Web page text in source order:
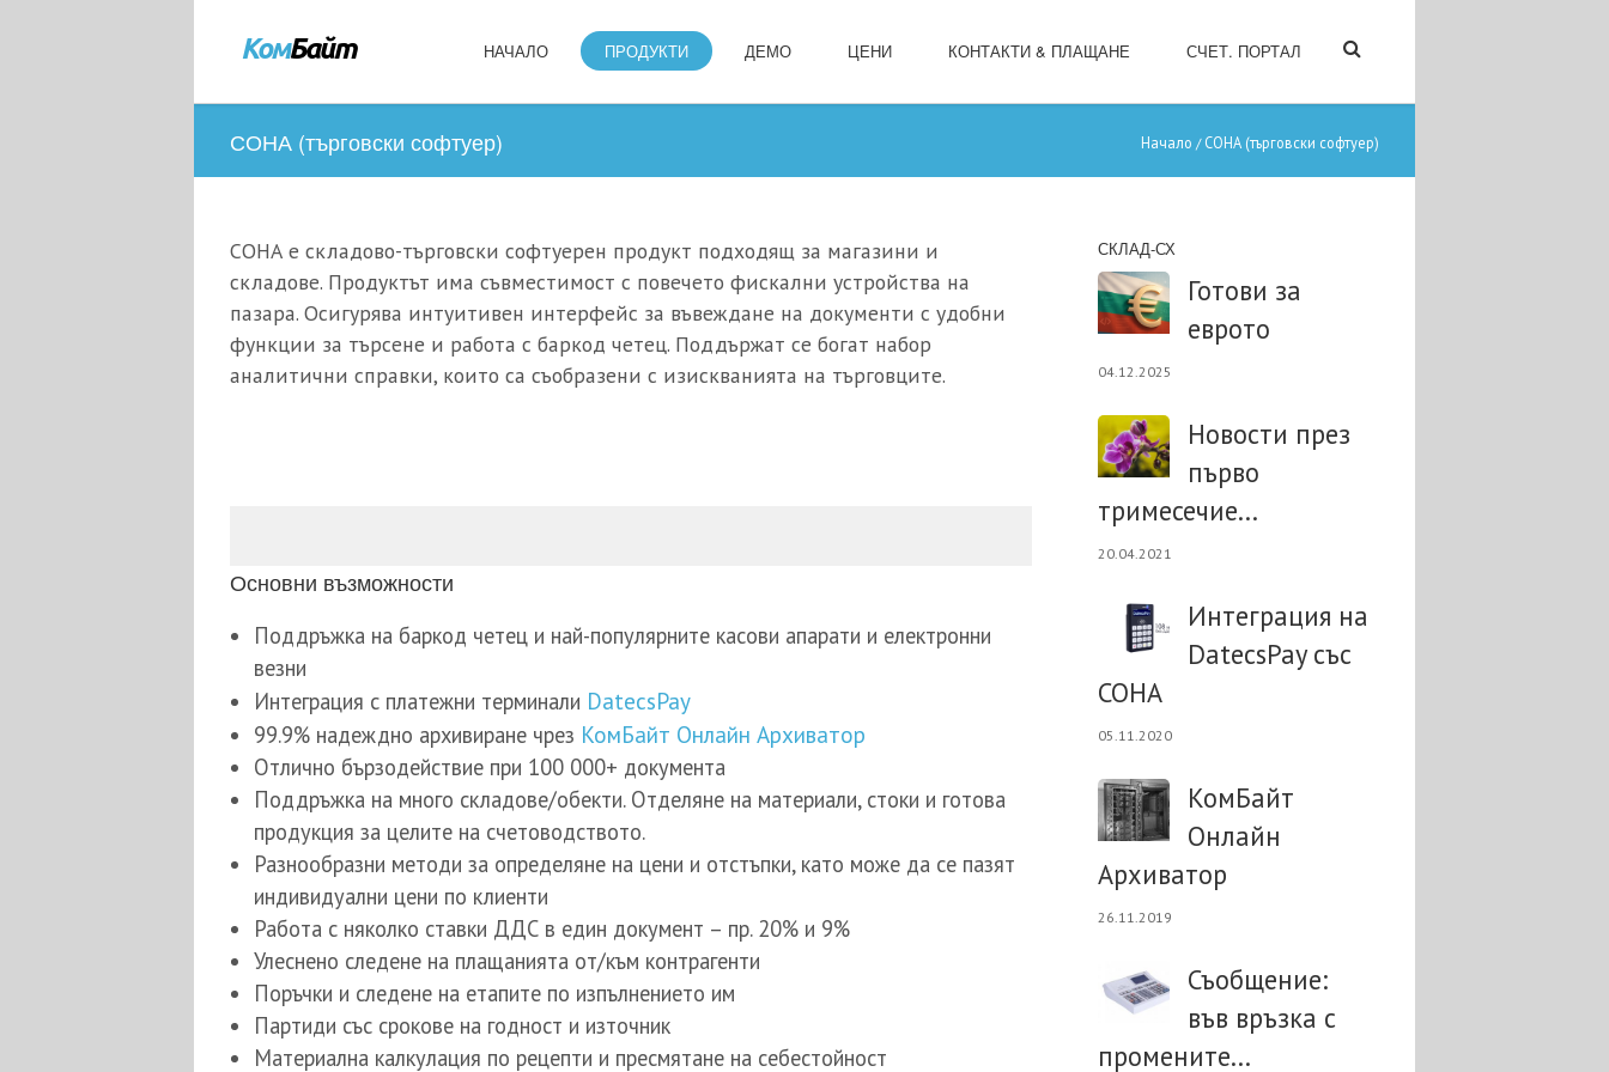
НАЧАЛО ПРОДУКТИ ДЕМО ЦЕНИ КОНТАКТИ & ПЛАЩАНЕ СЧЕТ. ПОРТАЛ
СОНА (търговски софтуер) Начало / СОНА (търговски софтуер)
СОНА е складово-търговски софтуерен продукт подходящ за магазини и
складове. Продуктът има съвместимост с повечето фискални устройства на
пазара. Осигурява интуитивен интерфейс за въвеждане на документи с удобни
функции за търсене и работа с баркод четец. Поддържат се богат набор
аналитични справки, които са съобразени с изискванията на търговците.
Основни възможности
Поддръжка на баркод четец и най-популярните касови апарати и електронни
везни
Интеграция с платежни терминали DatecsPay
99.9% надеждно архивиране чрез КомБайт Онлайн Архиватор
Отлично бързодействие при 100 000+ документа
Поддръжка на много складове/обекти. Отделяне на материали, стоки и готова
продукция за целите на счетоводството.
Разнообразни методи за определяне на цени и отстъпки, като може да се пазят
индивидуални цени по клиенти
Работа с няколко ставки ДДС в един документ – пр. 20% и 9%
Улеснено следене на плащанията от/към контрагенти
Поръчки и следене на етапите по изпълнението им
Партиди със срокове на годност и източник
Материална калкулация по рецепти и пресмятане на себестойност
СКЛАД-СХ
Готови за
еврото
04.12.2025
Новости през
първо
тримесечие...
20.04.2021
Интеграция на
DatecsPay със
СОНА
05.11.2020
КомБайт
Онлайн
Архиватор
26.11.2019
Съобщение:
във връзка с
промените...